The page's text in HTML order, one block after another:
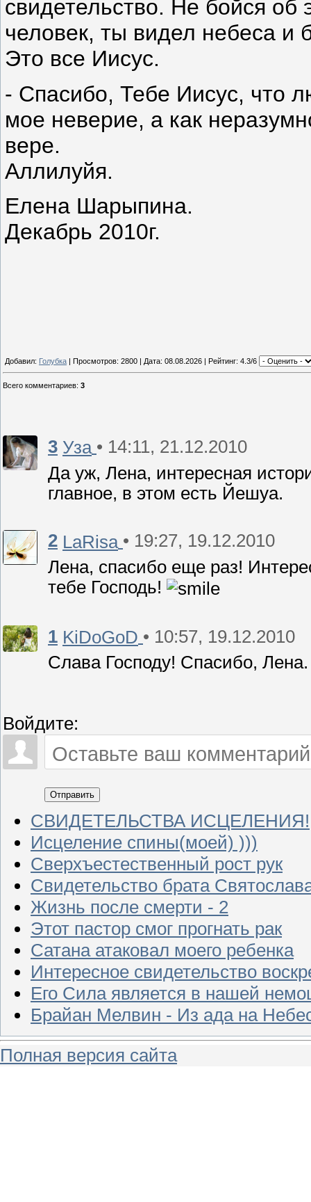
свидетельство. Не бойся об
человек, ты видел небеса и
Это все Иисус.
- Спасибо, Тебе Иисус, что
мое неверие, а как
вере.
Аллилуйя.
Елена Шарыпина.
Декабрь 2010г.
Добавил: Голубка | Просмотров: 2800 | Дата: 08.08.2026 | Рейтинг: 4.3/6
Всего комментариев: 3
3 Уза • 14:11, 21.12.2010
Да уж, Лена, интересная
главное, в этом есть Йешуа.
2 LaRisa • 19:27, 19.12.2010
Лена, спасибо еще раз!
тебе Господь!
1 KiDoGoD • 10:57, 19.12.2010
Слава Господу! Спасибо,
Войдите:
Отправить
СВИДЕТЕЛЬСТВА ИСЦЕЛЕНИЯ!
Исцеление спины(моей) )))
Сверхъестественный рост рук
Свидетельство брата
Жизнь после смерти - 2
Этот пастор смог прогнать рак
Сатана атаковал моего ребенка
Интересное свидетельство
Его Сила является в нашей
Брайан Мелвин - Из ада на
Полная версия сайта